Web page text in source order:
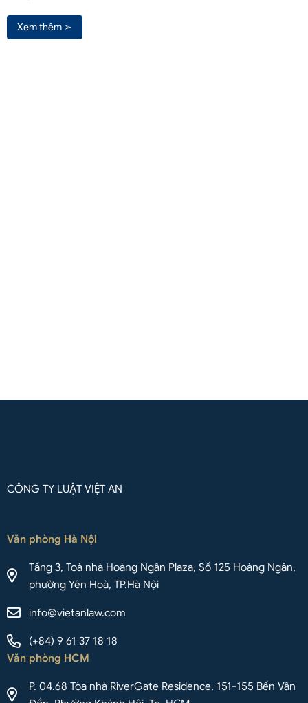
Xem thêm ➢
CÔNG TY LUẬT VIỆT AN
Văn phòng Hà Nội
Tầng 3, Toà nhà Hoàng Ngân Plaza, Số 125 Hoàng Ngân,
phường Yên Hoà, TP.Hà Nội
info@vietanlaw.com
(+84) 9 61 37 18 18
Văn phòng HCM
P. 04.68 Tòa nhà RiverGate Residence, 151-155 Bến Vân